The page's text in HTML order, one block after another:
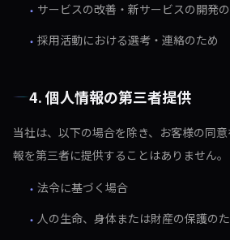
・ サービスの改善・新サービスの開発
・ 採用活動における選考・連絡のため
4. 個人情報の第三者提供
当社は、以下の場合を除き、お客様の同
報を第三者に提供することはありません。
・ 法令に基づく場合
・ 人の生命、身体または財産の保護の